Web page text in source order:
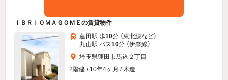
ＩＢＲＩＯＭＡＧＯＭＥの賃貸物件
蓮田駅 歩10分 （東北線など）
丸山駅 バス10分 （伊奈線）
埼玉県蓮田市馬込２丁目
2階建 / 10年4ヶ月 / 木造